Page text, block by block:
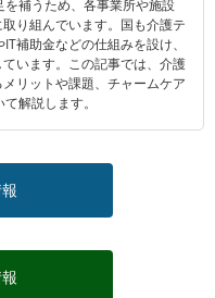
補うため、各事業所や施設
り組んでいます。国も介護テ
補助金などの仕組みを設け、
います。この記事では、介護
リットや課題、チャームケア
解説します。